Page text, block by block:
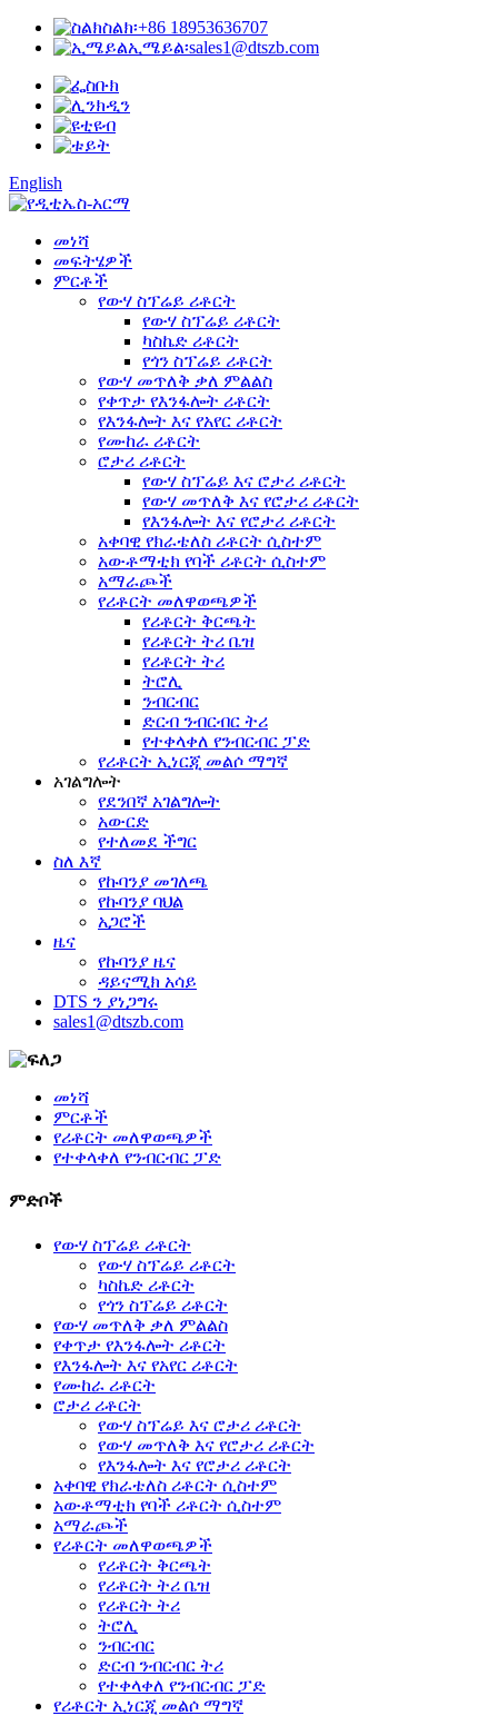
ስልክ፡+86 18953636707
ኢሜይል፡sales1@dtszb.com
English
መነሻ
መፍትሄዎች
ምርቶች
የውሃ ስፕሬይ ሪቶርት
የውሃ ስፕሬይ ሪቶርት
ካስኬድ ሪቶርት
የጎን ስፕሬይ ሪቶርት
የውሃ መጥለቅ ቃለ ምልልስ
የቀጥታ የእንፋሎት ሪቶርት
የእንፋሎት እና የአየር ሪቶርት
የሙከራ ሪቶርት
ሮታሪ ሪቶርት
የውሃ ስፕሬይ እና ሮታሪ ሪቶርት
የውሃ መጥለቅ እና የሮታሪ ሪቶርት
የእንፋሎት እና የሮታሪ ሪቶርት
አቀባዊ የክራቴለስ ሪቶርት ሲስተም
አውቶማቲክ የባች ሪቶርት ሲስተም
አማራጮች
የሪቶርት መለዋወጫዎች
የሪቶርት ቅርጫት
የሪቶርት ትሪ ቤዝ
የሪቶርት ትሪ
ትሮሊ
ንብርብር
ድርብ ንብርብር ትሪ
የተቀላቀለ የንብርብር ፓድ
የሪቶርት ኢነርጂ መልሶ ማግኛ
አገልግሎት
የደንበኛ አገልግሎት
አውርድ
የተለመደ ችግር
ስለ እኛ
የኩባንያ መገለጫ
የኩባንያ ባህል
አጋሮች
ዜና
የኩባንያ ዜና
ዳይናሚክ አሳይ
DTS ን ያነጋግሩ
sales1@dtszb.com
መነሻ
ምርቶች
የሪቶርት መለዋወጫዎች
የተቀላቀለ የንብርብር ፓድ
ምድቦች
የውሃ ስፕሬይ ሪቶርት
የውሃ ስፕሬይ ሪቶርት
ካስኬድ ሪቶርት
የጎን ስፕሬይ ሪቶርት
የውሃ መጥለቅ ቃለ ምልልስ
የቀጥታ የእንፋሎት ሪቶርት
የእንፋሎት እና የአየር ሪቶርት
የሙከራ ሪቶርት
ሮታሪ ሪቶርት
የውሃ ስፕሬይ እና ሮታሪ ሪቶርት
የውሃ መጥለቅ እና የሮታሪ ሪቶርት
የእንፋሎት እና የሮታሪ ሪቶርት
አቀባዊ የክራቴለስ ሪቶርት ሲስተም
አውቶማቲክ የባች ሪቶርት ሲስተም
አማራጮች
የሪቶርት መለዋወጫዎች
የሪቶርት ቅርጫት
የሪቶርት ትሪ ቤዝ
የሪቶርት ትሪ
ትሮሊ
ንብርብር
ድርብ ንብርብር ትሪ
የተቀላቀለ የንብርብር ፓድ
የሪቶርት ኢነርጂ መልሶ ማግኛ